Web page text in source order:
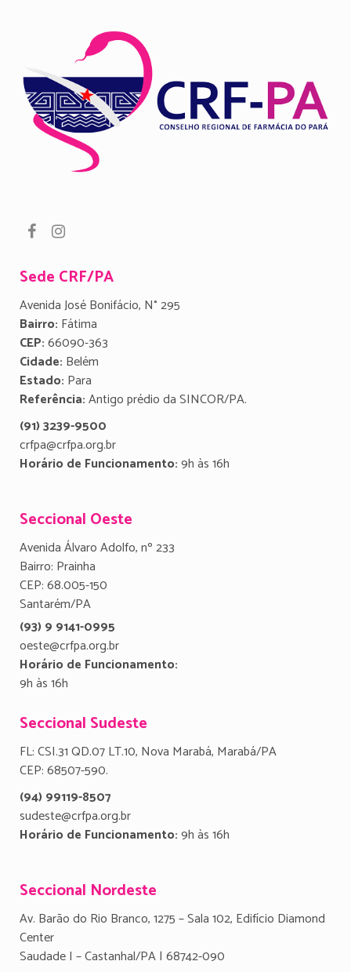
Sede CRF/PA
Avenida José Bonifácio, N° 295
Bairro: Fátima
CEP:66090-363
Cidade: Belém
Estado: Para
Referência:Antigo prédio da SINCOR/PA.
(91) 3239-9500
crfpa@crfpa.org.br
Horário de Funcionamento:9h às 16h
Seccional Oeste
Avenida Álvaro Adolfo, nº 233
Bairro: Prainha
CEP: 68.005-150
Santarém/PA
(93) 9 9141-0995
oeste@crfpa.org.br
Horário de Funcionamento:
9h às 16h
Seccional Sudeste
FL: CSI.31 QD.07 LT.10, Nova Marabá, Marabá/PA
CEP: 68507-590.
(94) 99119-8507
sudeste@crfpa.org.br
Horário de Funcionamento:9h às 16h
Seccional Nordeste
Av. Barão do Rio Branco, 1275 – Sala 102, Edifício Diamond
Center
Saudade I – Castanhal/PA | 68742-090